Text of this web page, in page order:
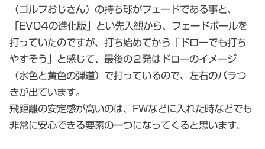
（ゴルフおじさん）の持ち球がフェードである事と、
「EVO4の進化版」とい先入観から、フェードボールを
打っていたのですが、打ち始めてから「ドローでも打ち
やすそう」と感じて、最後の２発はドローのイメージ
（水色と黄色の弾道）で打っているので、左右のバラつ
きが出ています。
飛距離の安定感が高いのは、FWなどに入れた時などでも
非常に安心できる要素の一つになってくると思います。